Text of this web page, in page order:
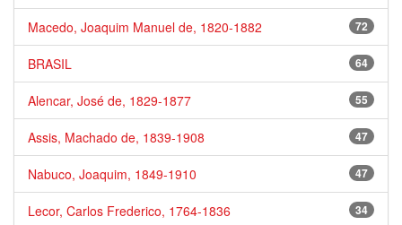
72
Macedo, Joaquim Manuel de, 1820-1882
64
BRASIL
55
Alencar, José de, 1829-1877
47
Assis, Machado de, 1839-1908
47
Nabuco, Joaquim, 1849-1910
34
Lecor, Carlos Frederico, 1764-1836